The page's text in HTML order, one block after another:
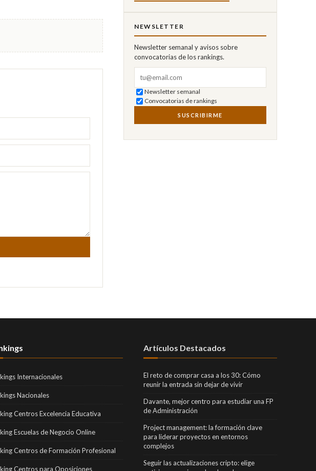
NEWSLETTER
Newsletter semanal y avisos sobre
convocatorias de los rankings.
Newsletter semanal
Convocatorias de rankings
SUSCRIBIRME
Internacionales
Nacionales
Centros Excelencia Educativa
Escuelas de Negocio Online
Centros de Formación Profesional
Centros para Oposiciones
Artículos Destacados
El reto de comprar casa a los 30: Cómo
reunir la entrada sin dejar de vivir
Davante, mejor centro para estudiar una FP
de Administración
Project management: la formación clave
para liderar proyectos en entornos
complejos
Seguir las actualizaciones cripto: elige